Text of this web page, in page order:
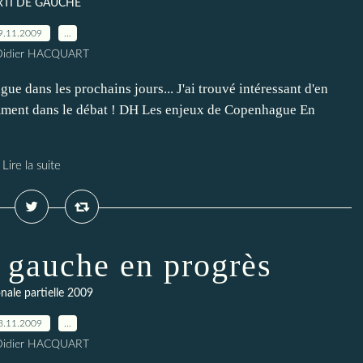
DE GAUCHE
HACQUART
dans les prochains jours... J'ai trouvé intéressant d'en
dans le débat ! DH Les enjeux de Copenhague En
Lire la suite
en progrès
partielle 2009
HACQUART